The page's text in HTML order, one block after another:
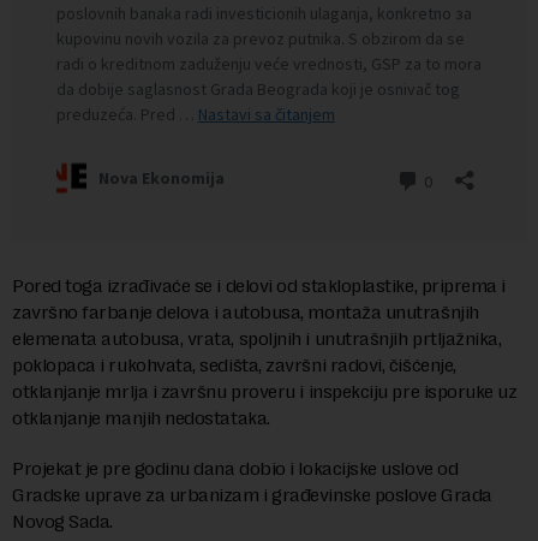
Pored toga izrađivaće se i delovi od stakloplastike, priprema i
završno farbanje delova i autobusa, montaža unutrašnjih
elemenata autobusa, vrata, spoljnih i unutrašnjih prtljažnika,
poklopaca i rukohvata, sedišta, završni radovi, čišćenje,
otklanjanje mrlja i završnu proveru i inspekciju pre isporuke uz
otklanjanje manjih nedostataka.
Projekat je pre godinu dana dobio i lokacijske uslove od
Gradske uprave za urbanizam i građevinske poslove Grada
Novog Sada.